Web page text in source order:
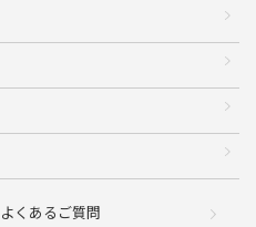
よくあるご質問